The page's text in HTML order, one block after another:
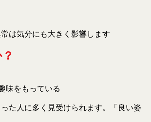
は気分にも大きく影響します
味をもっている
た人に多く見受けられます。「良い姿